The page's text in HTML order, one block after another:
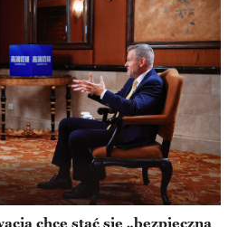
chce stać się „bezpieczną